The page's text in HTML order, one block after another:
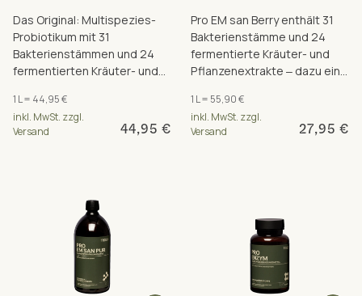
Das Original: Multispezies-
Probiotikum mit 31
Bakterienstämmen und 24
fermentierten Kräuter- und
KBE/Tagesdosis. Frei von
Zusätzen.
1 L = 44,95 €
inkl. MwSt. zzgl.
Versand
44,95 €
Pro EM san Berry enthält 31
Bakterienstämme und 24
fermentierte Kräuter- und
Pflanzenextrakte ‒ dazu eine
und Stevia.
1 L = 55,90 €
inkl. MwSt. zzgl.
Versand
27,95 €